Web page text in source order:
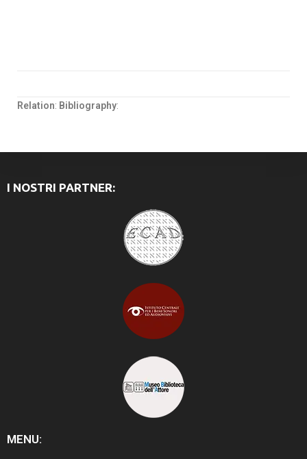
Relation: Bibliography:
I NOSTRI PARTNER:
MENU: